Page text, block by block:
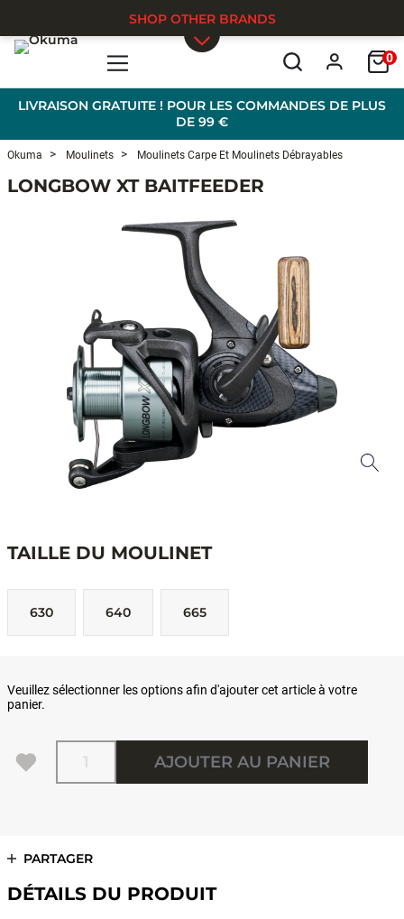
LIVRAISON GRATUITE ! POUR LES COMMANDES DE PLUS
DE 99 €
0
SHOP OTHER BRANDS
Okuma Moulinets Moulinets Carpe Et Moulinets Débrayables
LONGBOW XT BAITFEEDER
TAILLE DU MOULINET
630 640 665
Veuillez sélectionner les options afin d'ajouter cet article à votre
panier.
Quantité
AJOUTER AU PANIER
PARTAGER
DÉTAILS DU PRODUIT